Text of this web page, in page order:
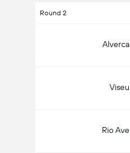
Round 2
Alverca
Viseu
Rio Ave